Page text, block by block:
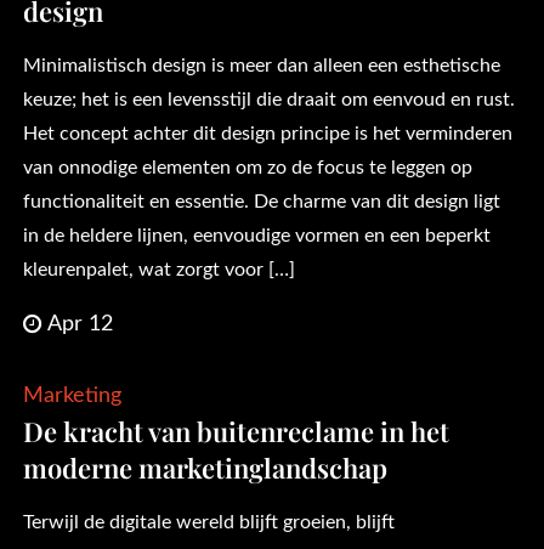
design
Minimalistisch design is meer dan alleen een esthetische
keuze; het is een levensstijl die draait om eenvoud en rust.
Het concept achter dit design principe is het verminderen
van onnodige elementen om zo de focus te leggen op
functionaliteit en essentie. De charme van dit design ligt
in de heldere lijnen, eenvoudige vormen en een beperkt
kleurenpalet, wat zorgt voor […]
Apr 12
Marketing
De kracht van buitenreclame in het
moderne marketinglandschap
Terwijl de digitale wereld blijft groeien, blijft